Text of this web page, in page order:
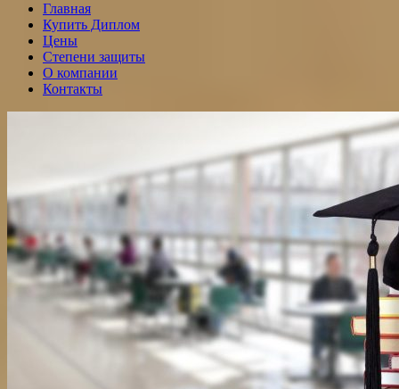
Главная
Купить Диплом
Цены
Степени защиты
О компании
Контакты